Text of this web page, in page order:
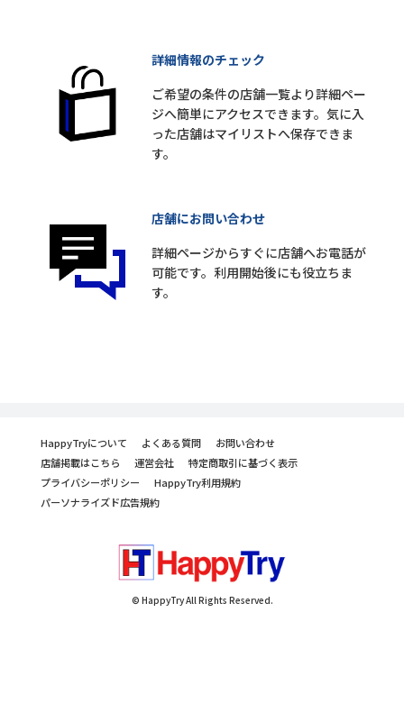
詳細情報のチェック
ご希望の条件の店舗一覧より詳細ペー
ジへ簡単にアクセスできます。気に入
った店舗はマイリストへ保存できま
す。
店舗にお問い合わせ
詳細ページからすぐに店舗へお電話が
可能です。利用開始後にも役立ちま
す。
HappyTryについて よくある質問
お問い合わせ
店舗掲載はこちら
運営会社
特定商取引に基づく表示
プライバシーポリシー
HappyTry利用規約
パーソナライズド広告規約
© HappyTry All Rights Reserved.